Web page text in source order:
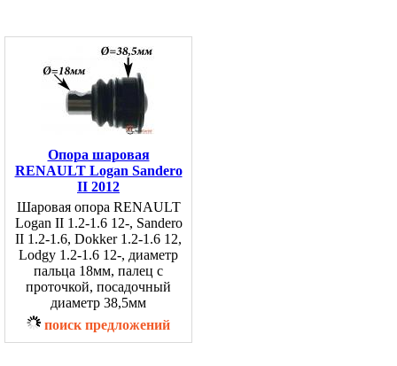
Опора шаровая
RENAULT Logan Sandero
II 2012
Шаровая опора RENAULT
Logan II 1.2-1.6 12-, Sandero
II 1.2-1.6, Dokker 1.2-1.6 12,
Lodgy 1.2-1.6 12-, диаметр
пальца 18мм, палец с
проточкой, посадочный
диаметр 38,5мм
поиск предложений